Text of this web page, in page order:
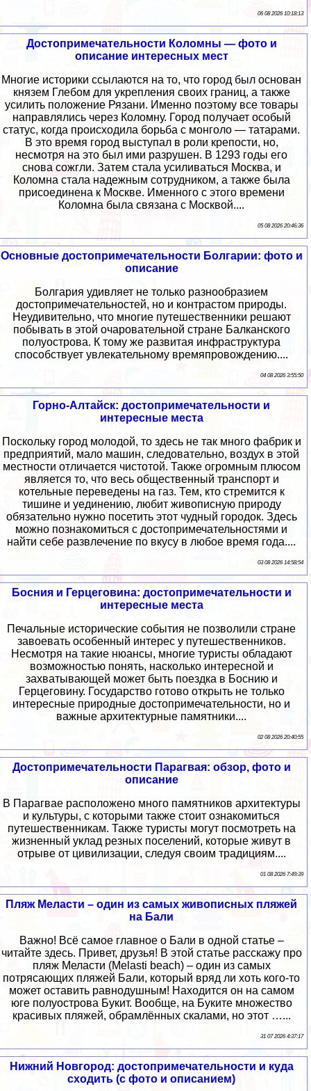
06 08 2026 10:18:13
Достопримечательности Коломны — фото и
описание интересных мест
Многие историки ссылаются на то, что город был основан
князем Глебом для укрепления своих границ, а также
усилить положение Рязани. Именно поэтому все товары
направлялись через Коломну. Город получает особый
статус, когда происходила борьба с монголо — татарами.
В это время город выступал в роли крепости, но,
несмотря на это был ими разрушен. В 1293 годы его
снова сожгли. Затем стала усиливаться Москва, и
Коломна стала надежным сотрудником, а также была
присоединена к Москве. Именного с этого времени
Коломна была связана с Москвой....
05 08 2026 20:46:36
Основные достопримечательности Болгарии: фото и
описание
Болгария удивляет не только разнообразием
достопримечательностей, но и контрастом природы.
Неудивительно, что многие путешественники решают
побывать в этой очаровательной стране Балканского
полуострова. К тому же развитая инфраструктура
способствует увлекательному времяпровождению....
04 08 2026 3:55:50
Горно-Алтайск: достопримечательности и
интересные места
Поскольку город молодой, то здесь не так много фабрик и
предприятий, мало машин, следовательно, воздух в этой
местности отличается чистотой. Также огромным плюсом
является то, что весь общественный транспорт и
котельные переведены на газ. Тем, кто стремится к
тишине и уединению, любит живописную природу
обязательно нужно посетить этот чудный городок. Здесь
можно познакомиться с достопримечательностями и
найти себе развлечение по вкусу в любое время года....
03 08 2026 14:58:54
Босния и Герцеговина: достопримечательности и
интересные места
Печальные исторические события не позволили стране
завоевать особенный интерес у путешественников.
Несмотря на такие нюансы, многие туристы обладают
возможностью понять, насколько интересной и
захватывающей может быть поездка в Боснию и
Герцеговину. Государство готово открыть не только
интересные природные достопримечательности, но и
важные архитектурные памятники....
02 08 2026 20:40:55
Достопримечательности Парагвая: обзор, фото и
описание
В Парагвае расположено много памятников архитектуры
и культуры, с которыми также стоит ознакомиться
путешественникам. Также туристы могут посмотреть на
жизненный уклад резных поселений, которые живут в
отрыве от цивилизации, следуя своим традициям....
01 08 2026 7:49:39
Пляж Меласти – один из самых живописных пляжей
на Бали
Важно! Всё самое главное о Бали в одной статье –
читайте здесь. Привет, друзья! В этой статье расскажу про
пляж Меласти (Melasti beach) – один из самых
потрясающих пляжей Бали, который вряд ли хоть кого-то
может оставить равнодушным! Находится он на самом
юге полуострова Букит. Вообще, на Буките множество
красивых пляжей, обрамлённых скалами, но этот …...
31 07 2026 4:37:17
Нижний Новгород: достопримечательности и куда
сходить (с фото и описанием)